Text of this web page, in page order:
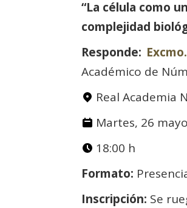
“La célula como
complejidad
Responde:
Académico de
Real Academia
Martes, 26
18:00 h
Formato:
Inscripción: Se